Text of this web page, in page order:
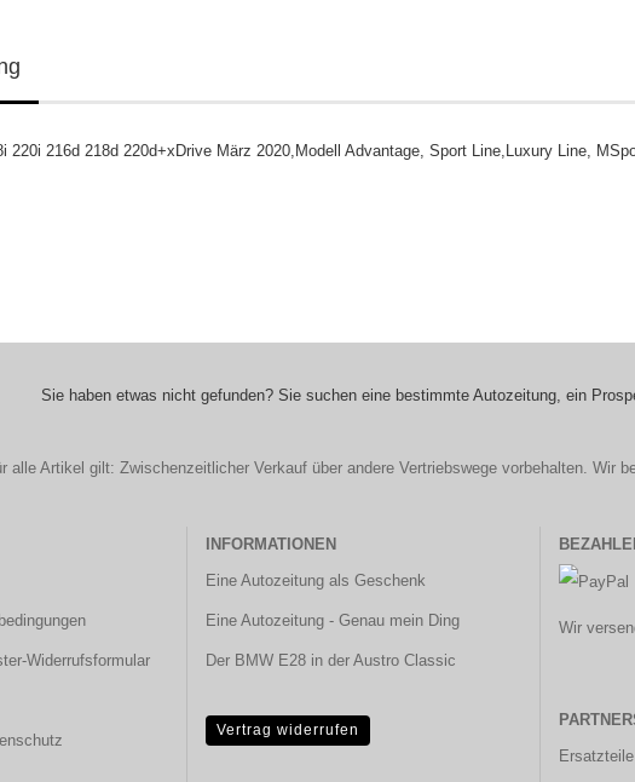
220i 216d 218d 220d+xDrive März 2020,Modell Advantage, Sport Line,Luxury Line,
Sie haben etwas nicht gefunden? Sie suchen eine bestimmte Autozeitung, ein
alle Artikel gilt: Zwischenzeitlicher Verkauf über andere Vertriebswege vorbehalten. Wir
Widerrufsformular
INFORMATIONEN
Eine Autozeitung als Geschenk
Eine Autozeitung - Genau mein Ding
Der BMW E28 in der Austro Classic
Vertrag widerrufen
Wir